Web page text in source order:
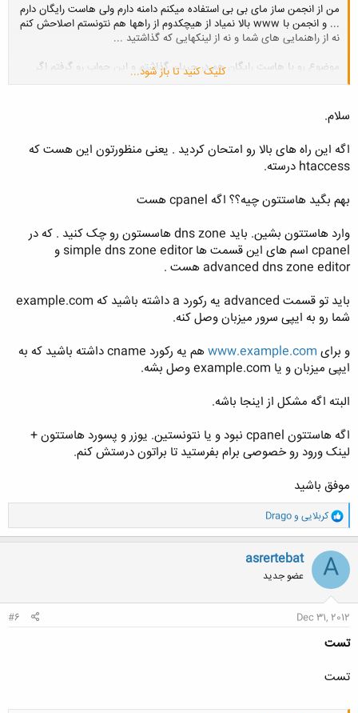
من از انجمن ساز مای بی بی استفاده میکنم دامنه دارم ولی هاست رایگان دارم
... و انجمن با www بالا نمیاد از هیچکدوم از راهها هم نتونستم اصلاحش کنم
نه از راهنمایی های شما و نه از لینکهایی که گذاشتید ...
موضوع رو با هاست رایگان هم در جریان گذاشتم و این جواب رو گرفتم اگر
Hello,
"A" record for "www" entry of your domain.
www IN A xxx.xxx.xxx.xxx (where xxx is your domain IP
address, which can be obtained from control panel)
Or you may also setup CNAME record:
www IN CNAME yourdomain.com.
name servers. This will guarantee that all services will work
perfectly.
کلیک کنید تا باز شود...
سلام.
اگه این راه های بالا رو امتحان کردید . یعنی منظورتون این هست که
htaccess درسته.
بهم بگید هاستتون چیه؟؟ اگه cpanel هست
وارد هاستتون بشین. باید dns zone هاسستون رو چک کنید . که در
cpanel اسم های این قسمت ها simple dns zone editor و
advanced dns zone editor هست .
باید تو قسمت advanced یه رکورد a داشته باشید که example.com
شما رو به ایپی سرور میزبان وصل کنه.
و برای www.example.com
هم یه رکورد cname داشته باشید که به
ایپی میزبان و یا example.com وصل بشه.
البته اگه مشکل از اینجا باشه.
اگه هاستتون cpanel نبود و یا نتونستین. یوزر و پسورد هاستتون +
لینک ورود رو خصوصی برام بفرستید تا براتون درستش کنم.
موفق باشید
و
ا
ک
ن
ش
ه
ا
کربلایی و Drago
A
asrertebat
عضو جدید
Dec 31, 2012
#6
تست
تست